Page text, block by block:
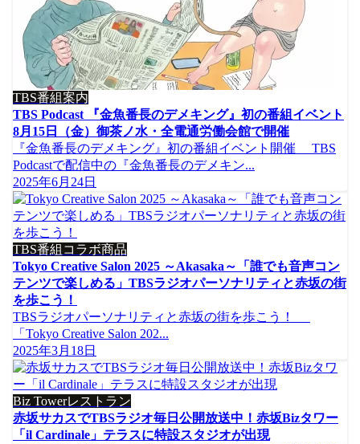
TBS番組案内
TBS Podcast 『金魚番長のデメキング』初の番組イベント
8月15日（金）御茶ノ水・全電通労働会館で開催
『金魚番長のデメキング』初の番組イベント開催 TBS
Podcastで配信中の『金魚番長のデメキン...
2025年6月24日
TBS番組コラボ商品
Tokyo Creative Salon 2025 ～Akasaka～「誰でも音声コン
テンツで楽しめる」TBSラジオパーソナリティと赤坂の街
を歩こう！
TBSラジオパーソナリティと赤坂の街を歩こう！
「Tokyo Creative Salon 202...
2025年3月18日
Biz Towerレストラン
赤坂サカスでTBSラジオ毎日公開放送中！赤坂Bizタワー
「il Cardinale」テラスに特設スタジオが出現